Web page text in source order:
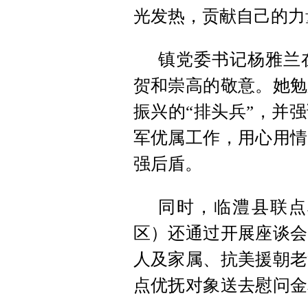
光发热，贡献自己的
镇党委书记杨雅兰
贺和崇高的敬意。她
振兴的“排头兵”，并
军优属工作，用心用
强后盾。
同时，临澧县联
区）还通过开展座谈
人及家属、抗美援朝
点优抚对象送去慰问